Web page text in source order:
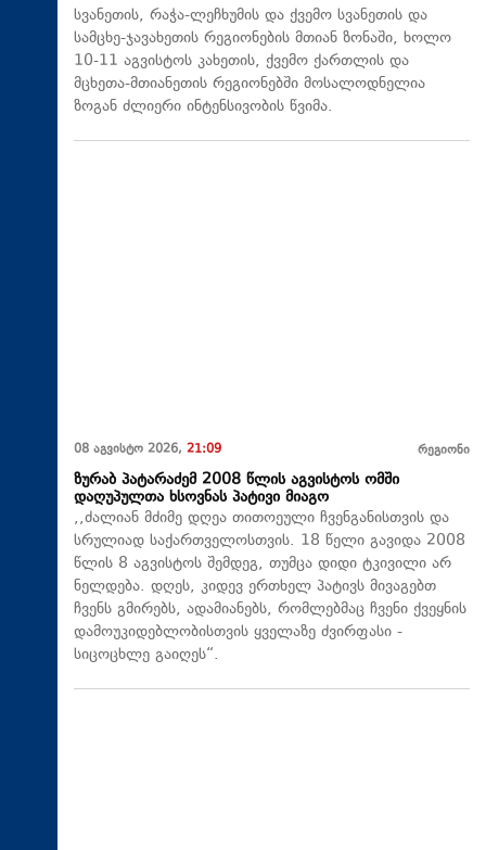
სვანეთის, რაჭა-ლეჩხუმის და ქვემო სვანეთის და
სამცხე-ჯავახეთის რეგიონების მთიან ზონაში, ხოლო
10-11 აგვისტოს კახეთის, ქვემო ქართლის და
მცხეთა-მთიანეთის რეგიონებში მოსალოდნელია
ზოგან ძლიერი ინტენსივობის წვიმა.
08 აგვისტო 2026, 21:09 რეგიონი
ზურაბ პატარაძემ 2008 წლის აგვისტოს ომში
დაღუპულთა ხსოვნას პატივი მიაგო
,,ძალიან მძიმე დღეა თითოეული ჩვენგანისთვის და
სრულიად საქართველოსთვის. 18 წელი გავიდა 2008
წლის 8 აგვისტოს შემდეგ, თუმცა დიდი ტკივილი არ
ნელდება. დღეს, კიდევ ერთხელ პატივს მივაგებთ
ჩვენს გმირებს, ადამიანებს, რომლებმაც ჩვენი ქვეყნის
დამოუკიდებლობისთვის ყველაზე ძვირფასი -
სიცოცხლე გაიღეს“.